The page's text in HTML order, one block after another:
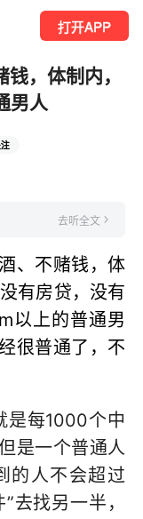
打开APP
，体制内，
男人
去听全文
、不赌钱，体
有房贷，没有
以上的普通男
很普通了，不
是每1000个中
是一个普通人
的人不会超过
去找另一半，